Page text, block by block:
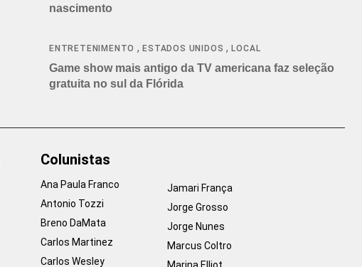
nascimento
ENTRETENIMENTO ,ESTADOS UNIDOS ,LOCAL
Game show mais antigo da TV americana faz seleção
gratuita no sul da Flórida
Colunistas
Ana Paula Franco
Antonio Tozzi
Breno DaMata
Carlos Martinez
Carlos Wesley
Jamari França
Jorge Grosso
Jorge Nunes
Marcus Coltro